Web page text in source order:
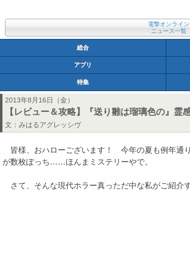
電撃オンライン
ニュース一覧
総合
アプリ
特集
2013年8月16日（金）
【レビュー＆攻略】『送り雛は瑠璃色の』
文： みはるアグレッシヴ
皆様、おハローございます！ 今年の夏も例年通
が数枚ぽっち……ほんまミステリーやで。
さて、そんな現代ホラー真っただ中な私がご紹介